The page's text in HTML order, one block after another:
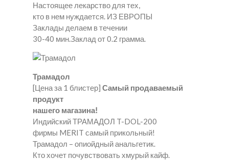
Настоящее лекарство для тех,
кто в нем нуждается. ИЗ ЕВРОПЫ
Заклады делаем в течении
30-40 мин.Заклад от 0.2 грамма.
Трамадол
[Цена за 1 блистер] Самый продаваемый
продукт
нашего магазина!
Индийский ТРАМАДОЛ T-DOL-200
фирмы MERIT самый прикольный!
Трамадол – опиойдный анальгетик.
Кто хочет почувствовать хмурый кайф.